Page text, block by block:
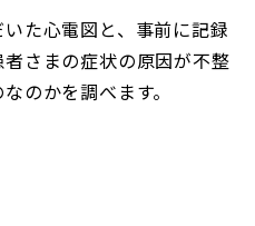
た心電図と、事前に記録
さまの症状の原因が不整
のかを調べます。